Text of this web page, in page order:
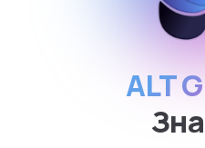
ALT